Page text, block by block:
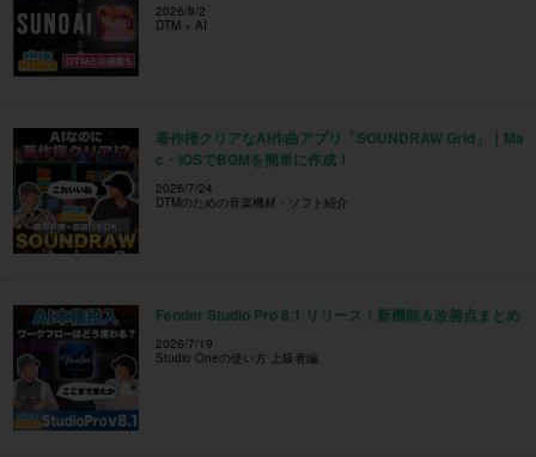
2026/8/2
DTM × AI
著作権クリアなAI作曲アプリ「SOUNDRAW Grid」｜Ma
c・iOSでBGMを簡単に作成！
2026/7/24
DTMのための音楽機材・ソフト紹介
Fender Studio Pro 8.1 リリース！新機能＆改善点まとめ
2026/7/19
Studio Oneの使い方 上級者編